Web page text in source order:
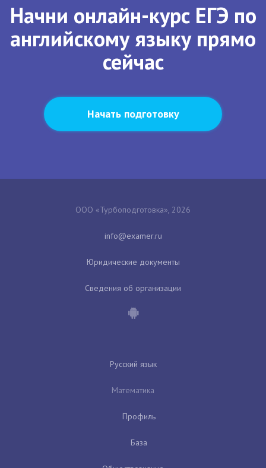
Начни онлайн-курс ЕГЭ по
английскому языку прямо
сейчас
Начать подготовку
ООО «Турбоподготовка», 2026
Юридические документы
Сведения об организации
Русский язык
Математика
Профиль
База